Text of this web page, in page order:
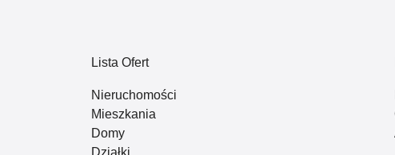
Lista Ofert
Nieruchomości
Mieszkania
Domy